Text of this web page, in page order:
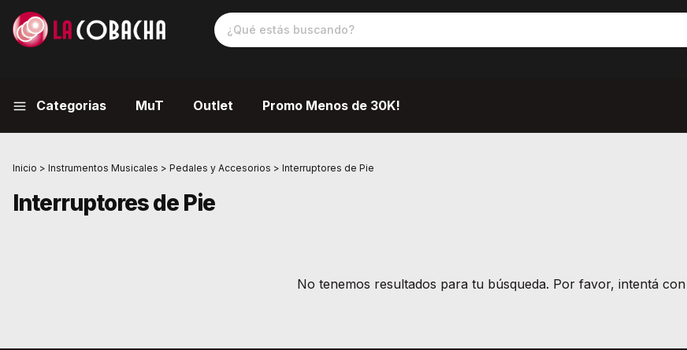
Categorias MuT Outlet Promo Menos de 30K!
Inicio > Instrumentos Musicales > Pedales y Accesorios > Interruptores de Pie
Interruptores de Pie
No tenemos resultados para tu búsqueda. Por favor, intentá